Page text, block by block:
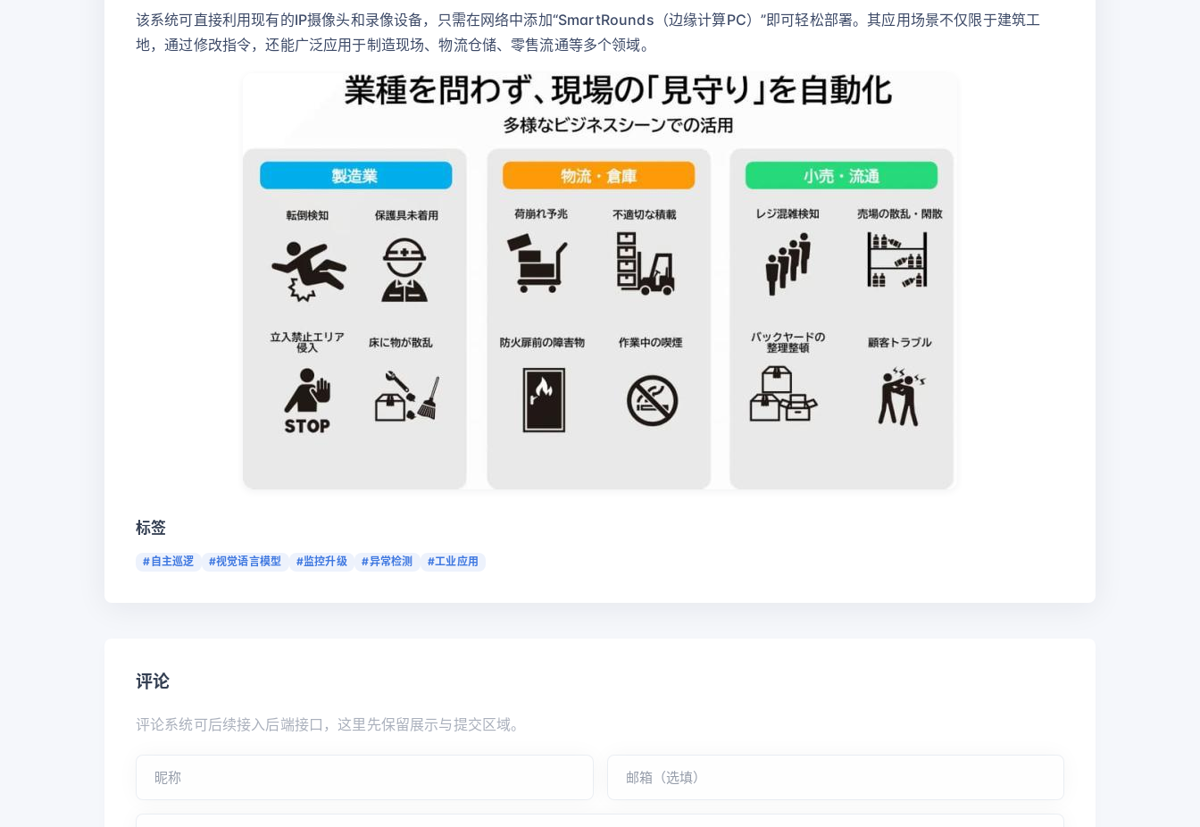
该系统可直接利用现有的IP摄像头和录像设备，只需在网络中添加“SmartRounds（边缘计算PC）”即可轻松部署。其应用场景不仅限于建筑工
地，通过修改指令，还能广泛应用于制造现场、物流仓储、零售流通等多个领域。
标签
#自主巡逻 #视觉语言模型 #监控升级 #异常检测 #工业应用
评论
评论系统可后续接入后端接口，这里先保留展示与提交区域。